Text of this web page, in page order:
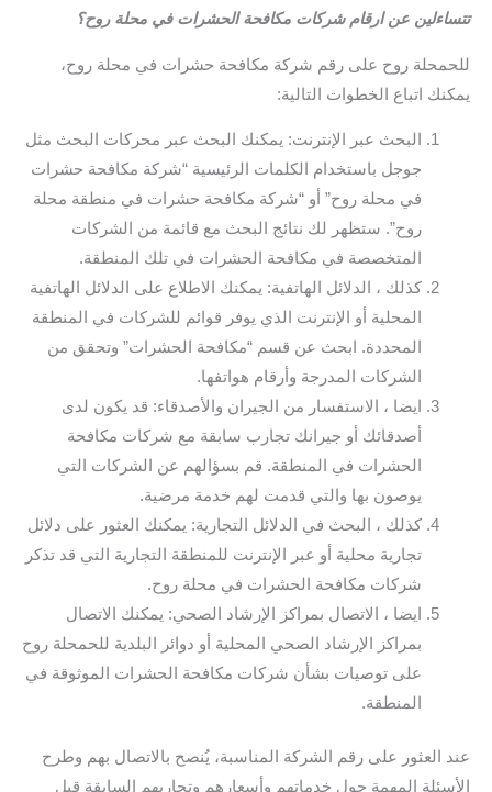
تتساءلين عن ارقام شركات مكافحة الحشرات في محلة روح؟
للحمحلة روح على رقم شركة مكافحة حشرات في محلة روح،
يمكنك اتباع الخطوات التالية:
البحث عبر الإنترنت: يمكنك البحث عبر محركات البحث مثل
جوجل باستخدام الكلمات الرئيسية “شركة مكافحة حشرات
في محلة روح” أو “شركة مكافحة حشرات في منطقة محلة
روح”. ستظهر لك نتائج البحث مع قائمة من الشركات
المتخصصة في مكافحة الحشرات في تلك المنطقة.
كذلك ، الدلائل الهاتفية: يمكنك الاطلاع على الدلائل الهاتفية
المحلية أو الإنترنت الذي يوفر قوائم للشركات في المنطقة
المحددة. ابحث عن قسم “مكافحة الحشرات” وتحقق من
الشركات المدرجة وأرقام هواتفها.
ايضا ، الاستفسار من الجيران والأصدقاء: قد يكون لدى
أصدقائك أو جيرانك تجارب سابقة مع شركات مكافحة
الحشرات في المنطقة. قم بسؤالهم عن الشركات التي
يوصون بها والتي قدمت لهم خدمة مرضية.
كذلك ، البحث في الدلائل التجارية: يمكنك العثور على دلائل
تجارية محلية أو عبر الإنترنت للمنطقة التجارية التي قد تذكر
شركات مكافحة الحشرات في محلة روح.
ايضا ، الاتصال بمراكز الإرشاد الصحي: يمكنك الاتصال
بمراكز الإرشاد الصحي المحلية أو دوائر البلدية للحمحلة روح
على توصيات بشأن شركات مكافحة الحشرات الموثوقة في
المنطقة.
عند العثور على رقم الشركة المناسبة، يُنصح بالاتصال بهم وطرح
الأسئلة المهمة حول خدماتهم وأسعارهم وتجاربهم السابقة قبل